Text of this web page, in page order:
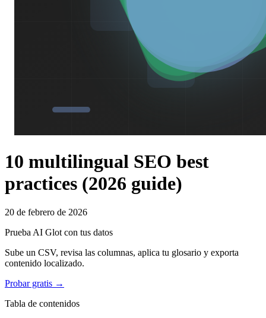
10 multilingual SEO best
practices (2026 guide)
20 de febrero de 2026
Prueba AI Glot con tus datos
Sube un CSV, revisa las columnas, aplica tu glosario y exporta
contenido localizado.
Probar gratis →
Tabla de contenidos